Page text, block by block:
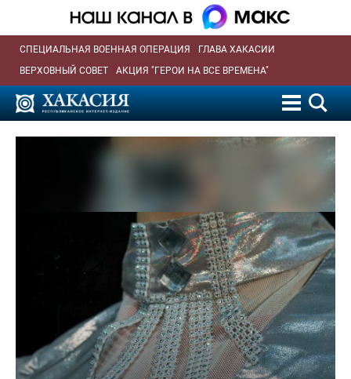
СПЕЦИАЛЬНАЯ ВОЕННАЯ ОПЕРАЦИЯ
ГЛАВА ХАКАСИИ
ВЕРХОВНЫЙ СОВЕТ
АКЦИЯ "ГЕРОИ НА ВСЕ ВРЕМЕНА"